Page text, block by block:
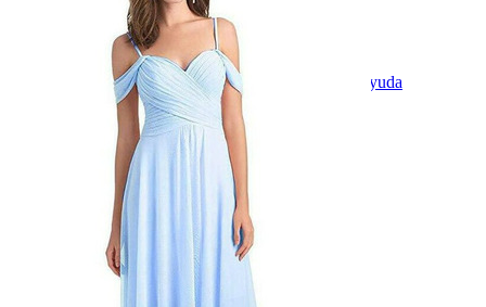
Identificarse & Registrarse |Obtener la contraseña Ayuda
Vestidos de novia
Vestido de novia liquidación y venta
Vestidos de novia vendimia